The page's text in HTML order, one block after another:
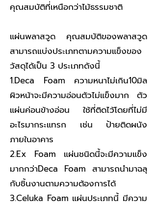
คุณสมบัติที่เหนือกว่าไม้ธรรมชาติ
แผ่นพลาสวูด คุณสมบัติของพลาสวูด
สามารถแบ่งประเภทตามความแข็งของ
วัสดุได้เป็น 3 ประเภทดังนี้
1.Deca Foam ความหนาไม่เกิน10มิล
ผิวหน้าจะมีความอ่อนตัวไม่แข็งมาก ตัว
แผ่นค่อนข้างอ่อน ใช้ที่ติดไว้โดยที่ไม่มี
อะไรมากระแทรก เช่น ป้ายติดผนัง
ภายในอาคาร
2.Ex Foam แผ่นชนิดนี้จะมีความแข็ง
มากกว่าDeca Foam สามารถนำมาฉลุ
กับชิ้นงานตามความต้องการได้
3.Celuka Foam แผ่นประเภทนี้ มีความ